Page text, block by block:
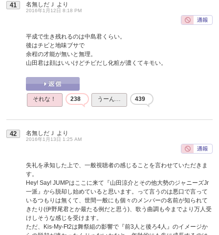
41 名無しだＪ より
2016年1月12日 8:18 PM
平成で生き残れるのは中島君くらい。
後はチビと地味ブサで
余程の才能が無いと無理。
山田君は顔はいいけどチビだし化粧が濃くてキモい。
それな！ 238 うーん… 439
42 名無しだＪ より
2016年1月13日 1:25 AM
失礼を承知した上で、一般視聴者の感じることを言わせていただきま
す。
Hey! Say! JUMPはここに来て『山田涼介とその他大勢のジャニーズJr
一派』から脱却し始めていると思います。って言うのは悪口で言って
いるつもりは無くて、世間一般にも個々のメンバーの名前が知られて
きたり(伊野尾君とか最たる例だと思う)、歌う曲調も今までより万人受
けしそうな感じを受けます。
ただ、Kis-My-Ft2は舞祭組の影響で『前3人と後ろ4人』のイメージか